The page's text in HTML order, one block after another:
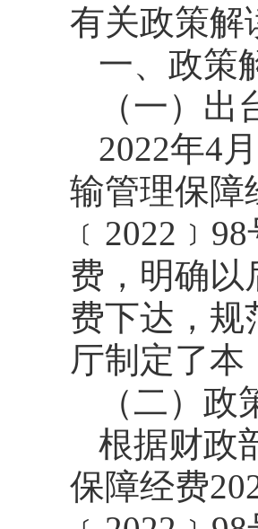
有关政策解
一、政策
（一）出
2022年4
输管理保障
费，明确以
费下达，规
厅制定了本
（二）政
根据财政
保障经费